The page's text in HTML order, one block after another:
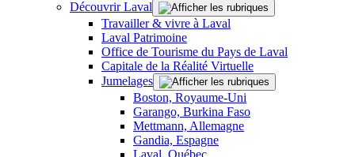
Découvrir Laval
Travailler & vivre à Laval
Laval Patrimoine
Office de Tourisme du Pays de Laval
Capitale de la Réalité Virtuelle
Jumelages
Boston, Royaume-Uni
Garango, Burkina Faso
Mettmann, Allemagne
Gandia, Espagne
Laval, Québec